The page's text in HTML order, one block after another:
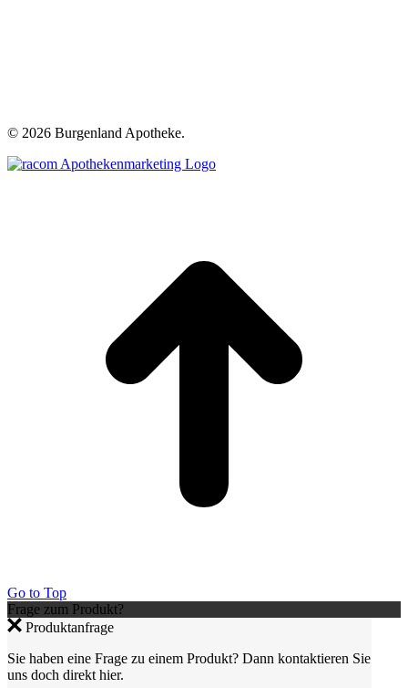
© 2026 Burgenland Apotheke.
Go to Top
Frage zum Produkt?
Produktanfrage
Sie haben eine Frage zu einem Produkt? Dann kontaktieren Sie
uns doch direkt hier.